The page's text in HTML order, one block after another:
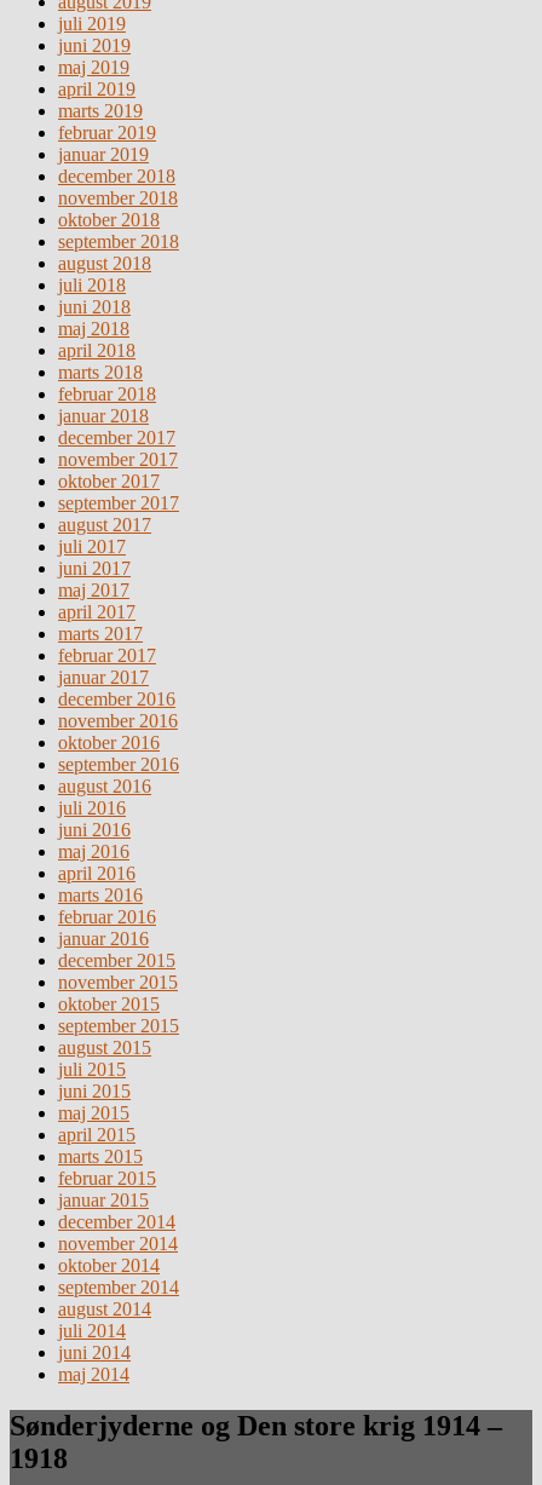
juli 2019
juni 2019
maj 2019
april 2019
marts 2019
februar 2019
januar 2019
december 2018
november 2018
oktober 2018
september 2018
august 2018
juli 2018
juni 2018
maj 2018
april 2018
marts 2018
februar 2018
januar 2018
december 2017
november 2017
oktober 2017
september 2017
august 2017
juli 2017
juni 2017
maj 2017
april 2017
marts 2017
februar 2017
januar 2017
december 2016
november 2016
oktober 2016
september 2016
august 2016
juli 2016
juni 2016
maj 2016
april 2016
marts 2016
februar 2016
januar 2016
december 2015
november 2015
oktober 2015
september 2015
august 2015
juli 2015
juni 2015
maj 2015
april 2015
marts 2015
februar 2015
januar 2015
december 2014
november 2014
oktober 2014
september 2014
august 2014
juli 2014
juni 2014
maj 2014
Sønderjyderne og Den store krig 1914 –
1918